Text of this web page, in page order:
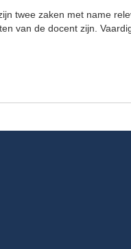
twee zaken met name
van de docent zijn.